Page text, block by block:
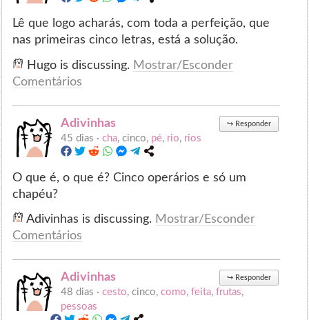
Lê que logo acharás, com toda a perfeição, que
nas primeiras cinco letras, está a solução.
Hugo is discussing. Mostrar/Esconder
Comentários
Adivinhas ↪ Responder
45 dias ·cha, cinco, pé, rio, rios
O que é, o que é? Cinco operários e só um
chapéu?
Adivinhas is discussing. Mostrar/Esconder
Comentários
Adivinhas ↪ Responder
48 dias ·cesto, cinco,como,feita,frutas,
pessoas